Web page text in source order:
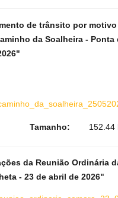
de trânsito por
da Soalheira - Ponta
Tamanho: 152.44
da Reunião Ordinária
- 23 de abril de 2026"